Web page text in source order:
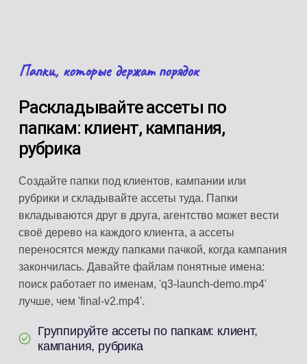
Папки, которые держат порядок
Раскладывайте ассеты по
папкам: клиент, кампания,
рубрика
Создайте папки под клиентов, кампании или
рубрики и складывайте ассеты туда. Папки
вкладываются друг в друга, агентство может вести
своё дерево на каждого клиента, а ассеты
переносятся между папками пачкой, когда кампания
закончилась. Давайте файлам понятные имена:
поиск работает по именам, 'q3-launch-demo.mp4'
лучше, чем 'final-v2.mp4'.
Группируйте ассеты по папкам: клиент,
кампания, рубрика